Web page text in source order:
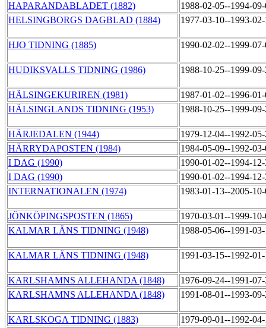
HAPARANDABLADET (1882)
1988-02-05--1994-
HELSINGBORGS DAGBLAD (1884)
1977-03-10--1993-
HJO TIDNING (1885) 1990-02-02--1999-
HUDIKSVALLS TIDNING (1986) 1988-10-25--1999-
HÄLSINGEKURIREN (1981)
1987-01-02--1996-
HÄLSINGLANDS TIDNING (1953)
1988-10-25--1999-
HÄRJEDALEN (1944)
1979-12-04--1992-
HÄRRYDAPOSTEN (1984)
1984-05-09--1992-
I DAG (1990)
1990-01-02--1994-
I DAG (1990)
1990-01-02--1994-
INTERNATIONALEN (1974)
1983-01-13--2005-
JÖNKÖPINGSPOSTEN (1865)
1970-03-01--1999-
KALMAR LÄNS TIDNING (1948)
1988-05-06--1991-
KALMAR LÄNS TIDNING (1948) 1991-03-15--1992-
KARLSHAMNS ALLEHANDA (1848)
1976-09-24--1991-
KARLSHAMNS ALLEHANDA (1848)
1991-08-01--1993-
KARLSKOGA TIDNING (1883) 1979-09-01--1992-